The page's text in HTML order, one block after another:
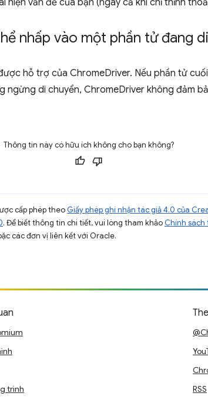
hiện vấn đề của bạn (ngay cả khi chỉ thỉnh
nhấp vào một phần tử đang
hỗ trợ của ChromeDriver. Nếu phần tử
ngừng di chuyển, ChromeDriver không đảm
Thông tin này có hữu ích không cho bạn không?
cấp phép theo Giấy phép ghi nhận tác giả 4.0 của
. Để biết thông tin chi tiết, vui lòng tham khảo Chính sách
các đơn vị liên kết với Oracle.
trình
RSS